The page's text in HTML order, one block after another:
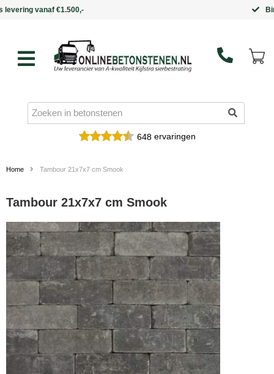
648ervaringen
Home Tambour 21x7x7 cm Smook
Tambour 21x7x7 cm Smook